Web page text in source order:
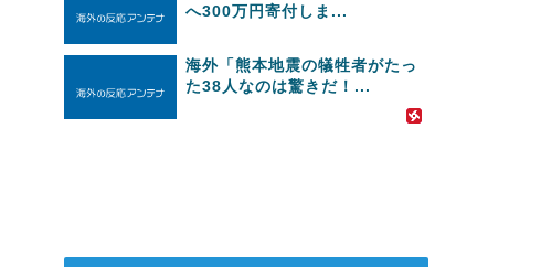
へ300万円寄付しま...
海外「熊本地震の犠牲者がたっ
た38人なのは驚きだ！...